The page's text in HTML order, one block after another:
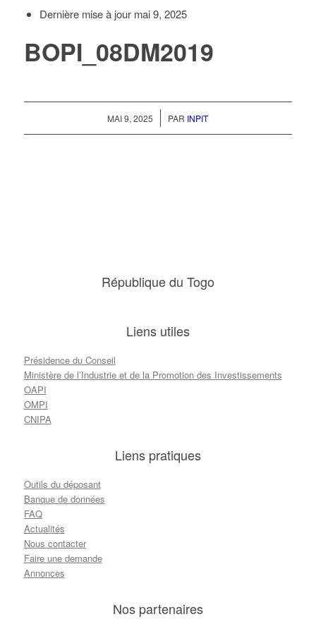
Dernière mise à jour mai 9, 2025
BOPI_08DM2019
MAI 9, 2025
/ PAR INPIT
République du Togo
Liens utiles
Présidence du Conseil
Ministère de l’Industrie et de la Promotion des Investissements
OAPI
OMPI
CNIPA
Liens pratiques
Outils du déposant
Banque de données
FAQ
Actualités
Nous contacter
Faire une demande
Annonces
Nos partenaires